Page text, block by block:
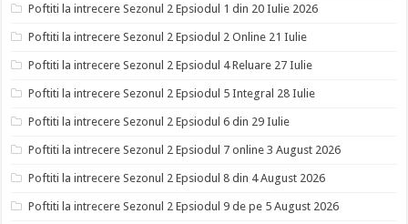
Poftiti la intrecere Sezonul 2 Epsiodul 1 din 20 Iulie 2026
Poftiti la intrecere Sezonul 2 Epsiodul 2 Online 21 Iulie
Poftiti la intrecere Sezonul 2 Epsiodul 4 Reluare 27 Iulie
Poftiti la intrecere Sezonul 2 Epsiodul 5 Integral 28 Iulie
Poftiti la intrecere Sezonul 2 Epsiodul 6 din 29 Iulie
Poftiti la intrecere Sezonul 2 Epsiodul 7 online 3 August 2026
Poftiti la intrecere Sezonul 2 Epsiodul 8 din 4 August 2026
Poftiti la intrecere Sezonul 2 Epsiodul 9 de pe 5 August 2026